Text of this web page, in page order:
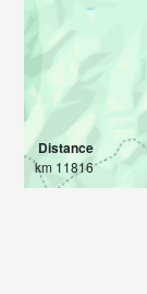
Distance
11816 km